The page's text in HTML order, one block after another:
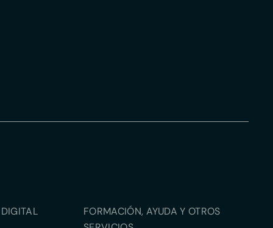
FORMACIÓN, AYUDA Y OTROS